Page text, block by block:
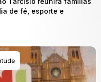
de fé, esporte e